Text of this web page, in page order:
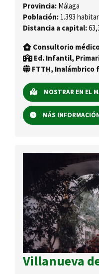
Provincia: Málaga
Población: 1.393
Distancia a capital:
Consultorio
Ed. Infantil,
FTTH, Inalámbrico
MOSTRAR EN EL
MÁS
Villanueva